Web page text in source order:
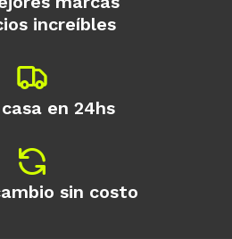
increíbles
en 24hs
sin costo